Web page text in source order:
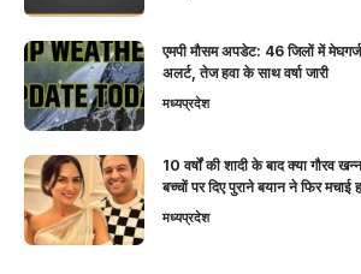
एमपी मौसम अपडेट: 46 जिलों में
अलर्ट, तेज हवा के साथ वर्षा जारी
मध्यप्रदेश
10 वर्षों की शादी के बाद क्या गौरव
बच्चों पर दिए पुराने बयान ने फिर
मध्यप्रदेश